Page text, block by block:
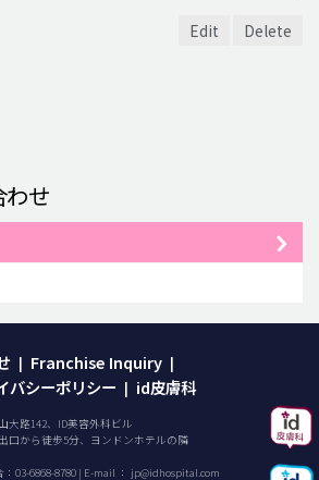
Edit Delete
わせ
| Franchise Inquiry |
シーポリシー | id皮膚科
大路142、ID美容外科ビル
口から徒歩5分、ヨンドンホテルの隣
03-6868-8780 | E-mail ： jp@idhospital.com